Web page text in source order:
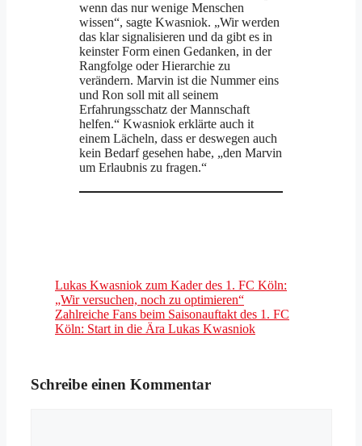
wenn das nur wenige Menschen
wissen“, sagte Kwasniok. „Wir werden
das klar signalisieren und da gibt es in
keinster Form einen Gedanken, in der
Rangfolge oder Hierarchie zu
verändern. Marvin ist die Nummer eins
und Ron soll mit all seinem
Erfahrungsschatz der Mannschaft
helfen.“ Kwasniok erklärte auch it
einem Lächeln, dass er deswegen auch
kein Bedarf gesehen habe, „den Marvin
um Erlaubnis zu fragen.“
Lukas Kwasniok zum Kader des 1. FC Köln:
„Wir versuchen, noch zu optimieren“
Zahlreiche Fans beim Saisonauftakt des 1. FC
Köln: Start in die Ära Lukas Kwasniok
Schreibe einen Kommentar